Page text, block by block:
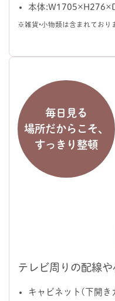
本体：
※雑貨・小物類は含まれており
毎日見る
場所だからこそ、
すっきり整頓
テレビ周りの配線
キャビネット（下開き